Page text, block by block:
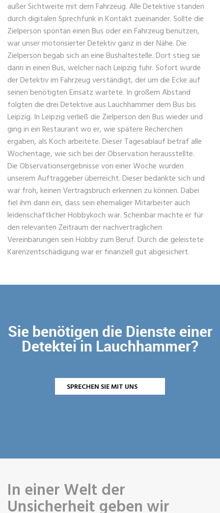
außer Sichtweite mit dem Fahrzeug. Alle Detektive standen
durch digitalen Sprechfunk in Kontakt zueinander. Sollte die
Zielperson spontan einen Bus oder ein Fahrzeug benutzen,
war unser motorisierter Detektiv ganz in der Nähe. Die
Zielperson begab sich an eine Bushaltestelle. Dort stieg sie
dann in einen Bus, welcher nach Leipzig fuhr. Sofort wurde
der Detektiv im Fahrzeug verständigt, der um die Ecke auf
seinen benötigten Einsatz wartete. In großem Abstand
folgten die drei Detektive aus Lauchhammer dem Bus bis
Leipzig. In Leipzig verließ die Zielperson den Bus wieder und
ging in ein Restaurant wo er, wie spätere Recherchen
ergaben, als Koch arbeitete. Dieser Tagesablauf betraf alle
Wochentage, wie sich bei der Observation herausstellte.
Die Observationsergebnisse von einer Woche wurden
unserem Auftraggeber überreicht. Dieser bedankte sich und
war froh, keinen Vertragsbruch erkennen zu können. Dabei
fiel ihm dann ein, dass sein ehemaliger Mitarbeiter auch
leidenschaftlicher Hobbykoch war. Scheinbar machte er für
den relevanten Zeitraum der nachvertraglichen
Vereinbarungen sein Hobby zum Beruf. Durch die geleistete
Karenzentschädigung war er finanziell gut abgesichert.
Sie benötigen die Dienste einer
Detektei in Lauchhammer?
SPRECHEN SIE MIT UNS
In einer Welt der
Unsicherheit geben wir